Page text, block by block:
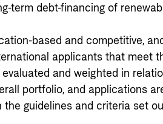
term debt-financing of
based and competitive,
applicants that meet
and weighted in
portfolio, and applications
guidelines and criteria set